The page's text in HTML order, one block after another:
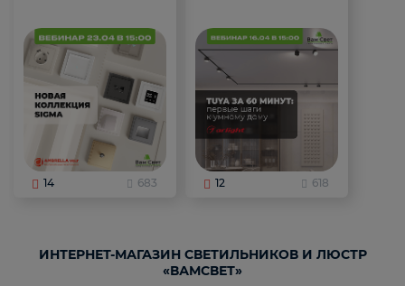
14 683 12 618
ИНТЕРНЕТ-МАГАЗИН СВЕТИЛЬНИКОВ И ЛЮСТР
«ВАМСВЕТ»